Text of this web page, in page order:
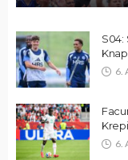
S04:
6.
6.